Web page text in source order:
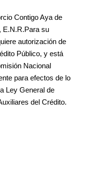
Contigo Aya de
E.N.R.Para su
autorización de
Público, y está
Nacional
para efectos de lo
Ley General de
del Crédito.